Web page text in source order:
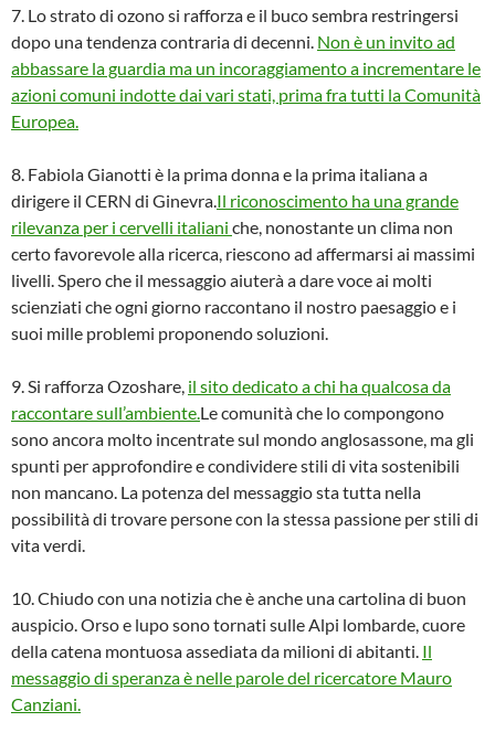
7. Lo strato di ozono si rafforza e il buco sembra restringersi
dopo una tendenza contraria di decenni. Non è un invito ad
abbassare la guardia ma un incoraggiamento a incrementare le
azioni comuni indotte dai vari stati, prima fra tutti la Comunità
Europea.
8. Fabiola Gianotti è la prima donna e la prima italiana a
dirigere il CERN di Ginevra.Il riconoscimento ha una grande
rilevanza per i cervelli italiani che, nonostante un clima non
certo favorevole alla ricerca, riescono ad affermarsi ai massimi
livelli. Spero che il messaggio aiuterà a dare voce ai molti
scienziati che ogni giorno raccontano il nostro paesaggio e i
suoi mille problemi proponendo soluzioni.
9. Si rafforza Ozoshare, il sito dedicato a chi ha qualcosa da
raccontare sull’ambiente.Le comunità che lo compongono
sono ancora molto incentrate sul mondo anglosassone, ma gli
spunti per approfondire e condividere stili di vita sostenibili
non mancano. La potenza del messaggio sta tutta nella
possibilità di trovare persone con la stessa passione per stili di
vita verdi.
10. Chiudo con una notizia che è anche una cartolina di buon
auspicio. Orso e lupo sono tornati sulle Alpi lombarde, cuore
della catena montuosa assediata da milioni di abitanti. Il
messaggio di speranza è nelle parole del ricercatore Mauro
Canziani.